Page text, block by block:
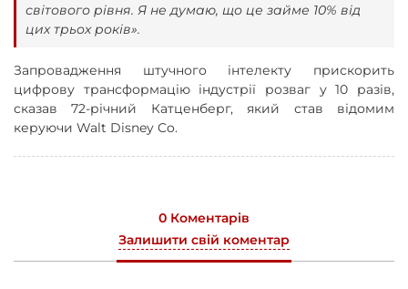
світового рівня. Я не думаю, що це займе 10% від
цих трьох років».
Запровадження штучного інтелекту прискорить
цифрову трансформацію індустрії розваг у 10 разів,
сказав 72-річний Катценберг, який став відомим
керуючи Walt Disney Co.
0 Коментарів
Залишити свій коментар